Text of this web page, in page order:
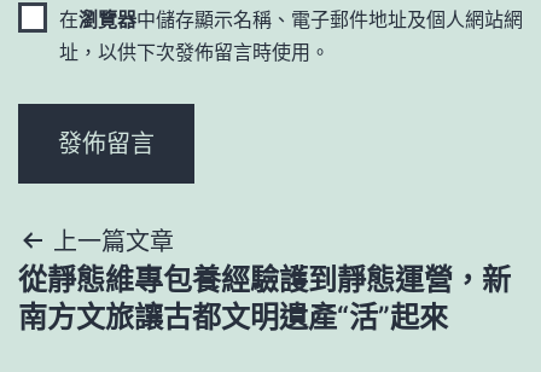
在瀏覽器中儲存顯示名稱、電子郵件地址及個人網站網
址，以供下次發佈留言時使用。
文
章
上一篇文章
從靜態維專包養經驗護到靜態運營，新
南方文旅讓古都文明遺產“活”起來